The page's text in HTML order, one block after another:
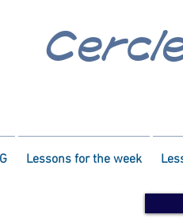
Lessons for the week